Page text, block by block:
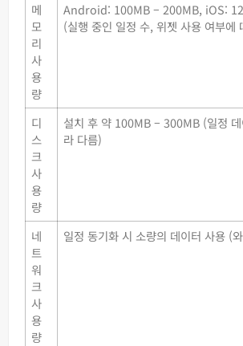
메
모
리
사
용
량
Android: 100MB – 200MB, iOS:
(실행 중인 일정 수, 위젯 사용 여부에
디
스
크
사
용
량
설치 후 약 100MB – 300MB (일정
라 다름)
네
트
워
크
사
용
량
일정 동기화 시 소량의 데이터 사용 (